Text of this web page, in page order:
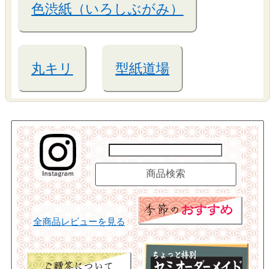
色渋紙（いろしぶがみ）
丸キリ 型紙道場
全商品レビューを見る